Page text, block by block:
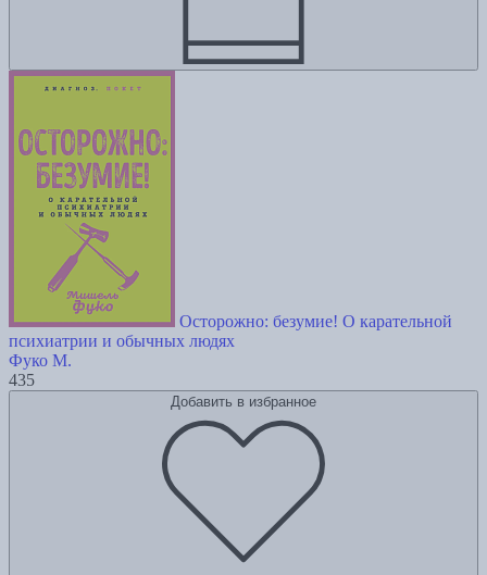
Осторожно: безумие! О карательной
психиатрии и обычных людях
Фуко М.
435
Добавить в избранное